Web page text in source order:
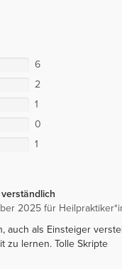
6
2
1
0
1
2025 für
auch als Einsteiger
zu lernen. Tolle Skripte